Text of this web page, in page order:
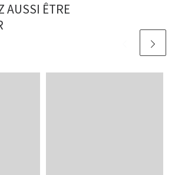
AUSSI ÊTRE